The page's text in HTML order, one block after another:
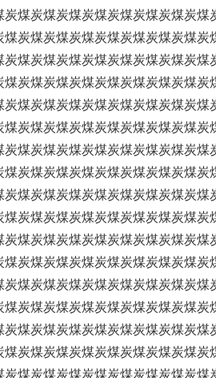
炭煤炭煤炭煤炭煤炭煤炭煤炭煤炭
煤炭煤炭煤炭煤炭煤炭煤炭煤炭煤
炭煤炭煤炭煤炭煤炭煤炭煤炭煤炭
煤炭煤炭煤炭煤炭煤炭煤炭煤炭煤
炭煤炭煤炭煤炭煤炭煤炭煤炭煤炭
煤炭煤炭煤炭煤炭煤炭煤炭煤炭煤
炭煤炭煤炭煤炭煤炭煤炭煤炭煤炭
煤炭煤炭煤炭煤炭煤炭煤炭煤炭煤
炭煤炭煤炭煤炭煤炭煤炭煤炭煤炭
煤炭煤炭煤炭煤炭煤炭煤炭煤炭煤
炭煤炭煤炭煤炭煤炭煤炭煤炭煤炭
煤炭煤炭煤炭煤炭煤炭煤炭煤炭煤
炭煤炭煤炭煤炭煤炭煤炭煤炭煤炭
煤炭煤炭煤炭煤炭煤炭煤炭煤炭煤
炭煤炭煤炭煤炭煤炭煤炭煤炭煤炭
煤炭煤炭煤炭煤炭煤炭煤炭煤炭煤
炭煤炭煤炭煤炭煤炭煤炭煤炭煤炭